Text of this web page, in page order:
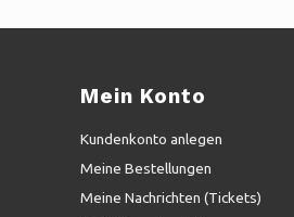
Mein Konto
Kundenkonto anlegen
Meine Bestellungen
Meine Nachrichten (Tickets)